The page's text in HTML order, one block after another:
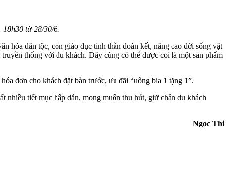
18h30 từ 28/30/6.
hóa dân tộc, còn giáo dục tinh thần đoàn kết, nâng cao đời sống vật
thống với du khách. Đây cũng có thể được coi là một sản phẩm
đơn cho khách đặt bàn trước, ưu đãi “uống bia 1 tặng 1”.
nhiều tiết mục hấp dẫn, mong muốn thu hút, giữ chân du khách
Ngọc Thi